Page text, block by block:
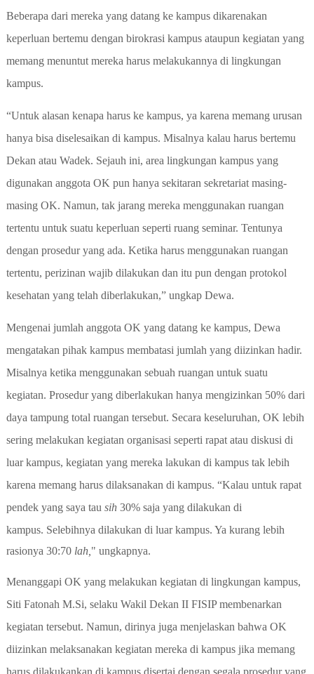
Beberapa dari mereka yang datang ke kampus dikarenakan
keperluan bertemu dengan birokrasi kampus ataupun kegiatan yang
memang menuntut mereka harus melakukannya di lingkungan
kampus.
“Untuk alasan kenapa harus ke kampus, ya karena memang urusan
hanya bisa diselesaikan di kampus. Misalnya kalau harus bertemu
Dekan atau Wadek. Sejauh ini, area lingkungan kampus yang
digunakan anggota OK pun hanya sekitaran sekretariat masing-
masing OK. Namun, tak jarang mereka menggunakan ruangan
tertentu untuk suatu keperluan seperti ruang seminar. Tentunya
dengan prosedur yang ada. Ketika harus menggunakan ruangan
tertentu, perizinan wajib dilakukan dan itu pun dengan protokol
kesehatan yang telah diberlakukan,” ungkap Dewa.
Mengenai jumlah anggota OK yang datang ke kampus, Dewa
mengatakan pihak kampus membatasi jumlah yang diizinkan hadir.
Misalnya ketika menggunakan sebuah ruangan untuk suatu
kegiatan. Prosedur yang diberlakukan hanya mengizinkan 50% dari
daya tampung total ruangan tersebut. Secara keseluruhan, OK lebih
sering melakukan kegiatan organisasi seperti rapat atau diskusi di
luar kampus, kegiatan yang mereka lakukan di kampus tak lebih
karena memang harus dilaksanakan di kampus. “Kalau untuk rapat
pendek yang saya tau sih 30% saja yang dilakukan di
kampus. Selebihnya dilakukan di luar kampus. Ya kurang lebih
rasionya 30:70 lah, " ungkapnya.
Menanggapi OK yang melakukan kegiatan di lingkungan kampus,
Siti Fatonah M.Si, selaku Wakil Dekan II FISIP membenarkan
kegiatan tersebut. Namun, dirinya juga menjelaskan bahwa OK
diizinkan melaksanakan kegiatan mereka di kampus jika memang
harus dilakukankan di kampus disertai dengan segala prosedur yang